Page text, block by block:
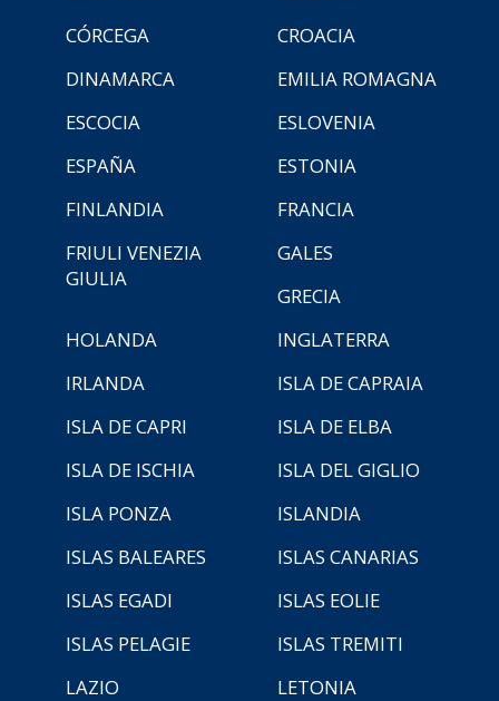
CÓRCEGA
CROACIA
DINAMARCA
EMILIA ROMAGNA
ESCOCIA
ESLOVENIA
ESPAÑA
ESTONIA
FINLANDIA
FRANCIA
FRIULI VENEZIA
GIULIA
GALES
GRECIA
HOLANDA
INGLATERRA
IRLANDA
ISLA DE CAPRAIA
ISLA DE CAPRI
ISLA DE ELBA
ISLA DE ISCHIA
ISLA DEL GIGLIO
ISLA PONZA
ISLANDIA
ISLAS BALEARES
ISLAS CANARIAS
ISLAS EGADI
ISLAS EOLIE
ISLAS PELAGIE
ISLAS TREMITI
LAZIO
LETONIA